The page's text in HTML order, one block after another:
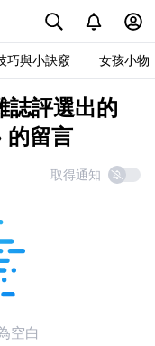
巧與小訣竅 女孩小物
誌評選出的
的留言
取得通知
空白